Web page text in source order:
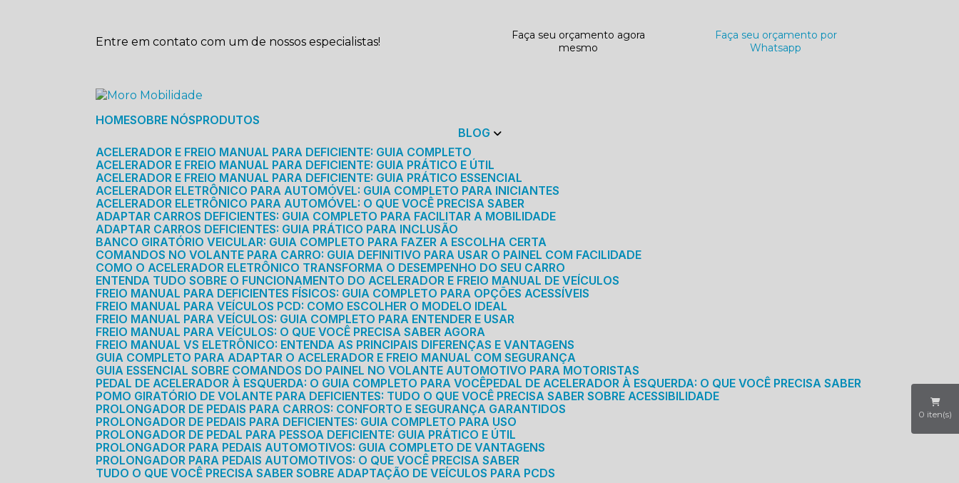
Entre em contato com um de nossos especialistas!
Faça seu orçamento agora
mesmo
Faça seu orçamento por
Whatsapp
HOME SOBRE NÓS PRODUTOS
BLOG
ACELERADOR E FREIO MANUAL PARA DEFICIENTE: GUIA COMPLETO
ACELERADOR E FREIO MANUAL PARA DEFICIENTE: GUIA PRÁTICO E ÚTIL
ACELERADOR E FREIO MANUAL PARA DEFICIENTE: GUIA PRÁTICO ESSENCIAL
ACELERADOR ELETRÔNICO PARA AUTOMÓVEL: GUIA COMPLETO PARA INICIANTES
ACELERADOR ELETRÔNICO PARA AUTOMÓVEL: O QUE VOCÊ PRECISA SABER
ADAPTAR CARROS DEFICIENTES: GUIA COMPLETO PARA FACILITAR A MOBILIDADE
ADAPTAR CARROS DEFICIENTES: GUIA PRÁTICO PARA INCLUSÃO
BANCO GIRATÓRIO VEICULAR: GUIA COMPLETO PARA FAZER A ESCOLHA CERTA
COMANDOS NO VOLANTE PARA CARRO: GUIA DEFINITIVO PARA USAR O PAINEL COM FACILIDADE
COMO O ACELERADOR ELETRÔNICO TRANSFORMA O DESEMPENHO DO SEU CARRO
ENTENDA TUDO SOBRE O FUNCIONAMENTO DO ACELERADOR E FREIO MANUAL DE VEÍCULOS
FREIO MANUAL PARA DEFICIENTES FÍSICOS: GUIA COMPLETO PARA OPÇÕES ACESSÍVEIS
FREIO MANUAL PARA VEÍCULOS PCD: COMO ESCOLHER O MODELO IDEAL
FREIO MANUAL PARA VEÍCULOS: GUIA COMPLETO PARA ENTENDER E USAR
FREIO MANUAL PARA VEÍCULOS: O QUE VOCÊ PRECISA SABER AGORA
FREIO MANUAL VS ELETRÔNICO: ENTENDA AS PRINCIPAIS DIFERENÇAS E VANTAGENS
GUIA COMPLETO PARA ADAPTAR O ACELERADOR E FREIO MANUAL COM SEGURANÇA
GUIA ESSENCIAL SOBRE COMANDOS DO PAINEL NO VOLANTE AUTOMOTIVO PARA MOTORISTAS
PEDAL DE ACELERADOR À ESQUERDA: O GUIA COMPLETO PARA VOCÊ PEDAL DE ACELERADOR À ESQUERDA: O QUE VOCÊ PRECISA SABER
POMO GIRATÓRIO DE VOLANTE PARA DEFICIENTES: TUDO O QUE VOCÊ PRECISA SABER SOBRE ACESSIBILIDADE
PROLONGADOR DE PEDAIS PARA CARROS: CONFORTO E SEGURANÇA GARANTIDOS
PROLONGADOR DE PEDAIS PARA DEFICIENTES: GUIA COMPLETO PARA USO
PROLONGADOR DE PEDAL PARA PESSOA DEFICIENTE: GUIA PRÁTICO E ÚTIL
PROLONGADOR PARA PEDAIS AUTOMOTIVOS: GUIA COMPLETO DE VANTAGENS
PROLONGADOR PARA PEDAIS AUTOMOTIVOS: O QUE VOCÊ PRECISA SABER
TUDO O QUE VOCÊ PRECISA SABER SOBRE ADAPTAÇÃO DE VEÍCULOS PARA PCDS
0 iten(s)